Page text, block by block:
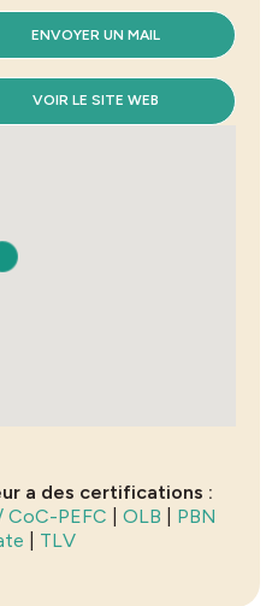
ENVOYER UN MAIL
VOIR LE SITE WEB
a des certifications :
CoC-PEFC OLB
PBN
TLV